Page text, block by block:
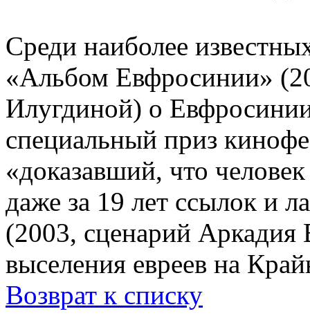
Среди наиболее
«Альбом Евфросинии»
Илугдиной) о
специальный приз
«доказавший, что
даже за 19 лет ссылок и
(2003, сценарий Аркадия
выселения евреев на
Возврат к списку